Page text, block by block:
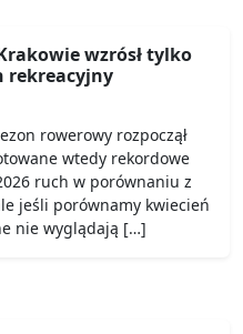
wzrósł tylko
rekreacyjny
rowerowy rozpoczął
wtedy rekordowe
ruch w porównaniu z
jeśli porównamy kwiecień
nie wyglądają […]